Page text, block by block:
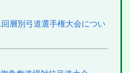
回層別弓道選手権大会につい